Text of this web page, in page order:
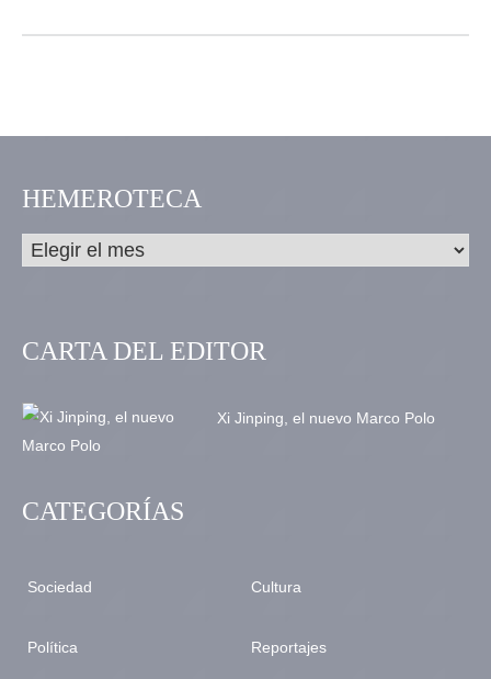
HEMEROTECA
CARTA DEL EDITOR
Xi Jinping, el nuevo Marco Polo
CATEGORÍAS
Sociedad
Política
Cultura
Reportajes